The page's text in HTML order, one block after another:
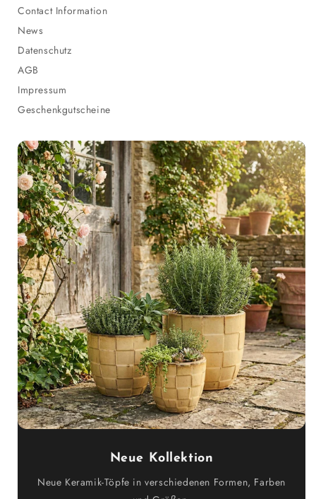
Contact Information
News
Datenschutz
AGB
Impressum
Geschenkgutscheine
Neue Kollektion
Neue Keramik-Töpfe in verschiedenen Formen, Farben